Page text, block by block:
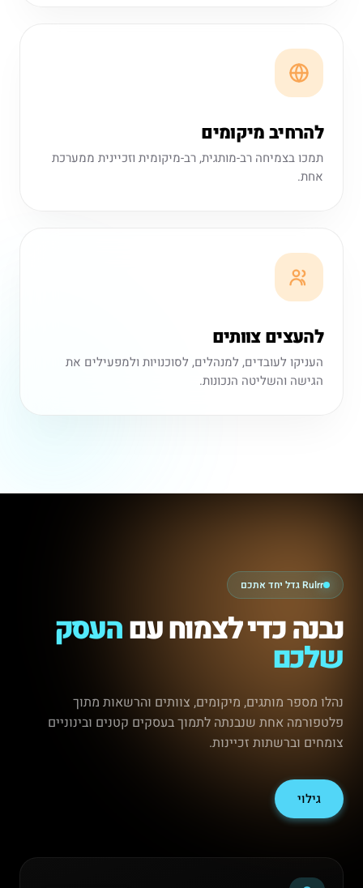
להרחיב מיקומים
תמכו בצמיחה רב-מותגית, רב-מיקומית וזכיינית ממערכת
אחת.
להעצים צוותים
העניקו לעובדים, למנהלים, לסוכנויות ולמפעילים את
הגישה והשליטה הנכונות.
Rulrr גדל יחד אתכם
נבנה כדי לצמוח עםהעסק
שלכם
נהלו מספר מותגים, מיקומים, צוותים והרשאות מתוך
פלטפורמה אחת שנבנתה לתמוך בעסקים קטנים ובינוניים
צומחים וברשתות זכיינות.
גילוי